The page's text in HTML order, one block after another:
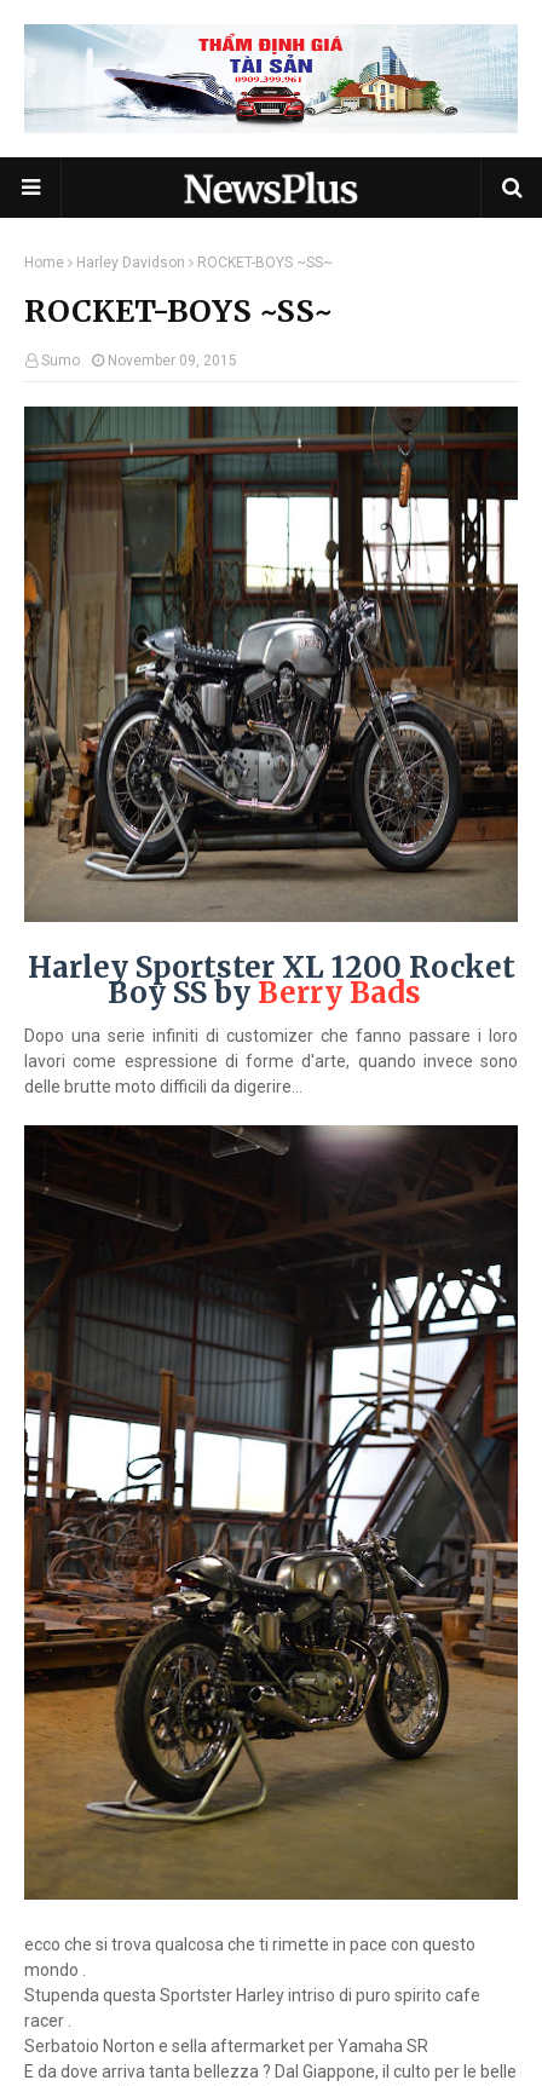
Home Harley Davidson ROCKET-BOYS ~SS~
ROCKET-BOYS ~SS~
Sumo November 09, 2015
Harley Sportster XL 1200 Rocket
Boy SS by Berry Bads
Dopo una serie infiniti di customizer che fanno passare i loro
lavori come espressione di forme d'arte, quando invece sono
delle brutte moto difficili da digerire...
ecco che si trova qualcosa che ti rimette in pace con questo
mondo .
Stupenda questa Sportster Harley intriso di puro spirito cafe
racer .
Serbatoio Norton e sella aftermarket per Yamaha SR
E da dove arriva tanta bellezza ? Dal Giappone, il culto per le belle